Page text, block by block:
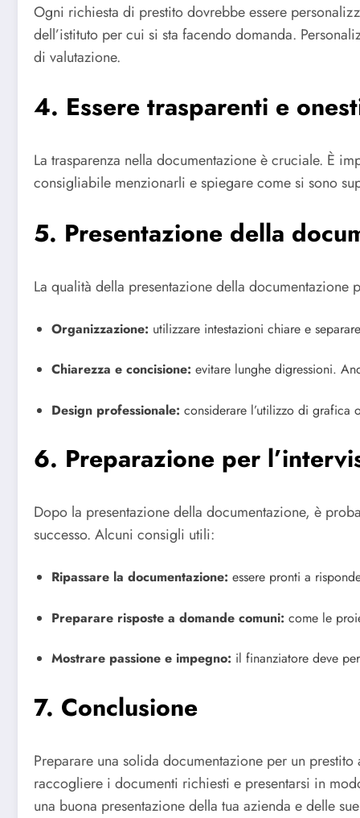
Ogni richiesta di prestito dovrebbe essere
dell’istituto per cui si sta facendo domanda.
di valutazione.
4. Essere trasparenti e
La trasparenza nella documentazione è cruciale. È
consigliabile menzionarli e spiegare come si sono
5. Presentazione della
La qualità della presentazione della
Organizzazione: utilizzare intestazioni chiare e
Chiarezza e concisione: evitare lunghe digressioni.
Design professionale: considerare l’utilizzo di grafica
6. Preparazione per
Dopo la presentazione della documentazione, è
successo. Alcuni consigli utili:
Ripassare la documentazione: essere pronti a
Preparare risposte a domande comuni: come le
Mostrare passione e impegno: il finanziatore deve
7. Conclusione
Preparare una solida documentazione per un
raccogliere i documenti richiesti e presentarsi in
una buona presentazione della tua azienda e delle